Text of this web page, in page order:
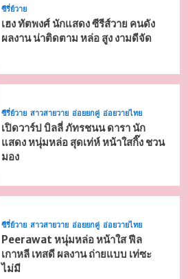
ซีรี่ย์วาย
เฮง ทัตพงศ์ นักแสดง ซีรีส์วาย คนดัง
ผลงาน น่าติดตาม หล่อ สูง งามดีจัด
ซีรี่ย์วาย สาวสายวาย อ่อยยกคู่ อ่อยวายไทย
เปิดวาร์ป บิลลี่ ภัทรชนน ดารา นัก
แสดง หนุ่มหล่อ สุดเท่ห์ หน้าใสกิ๊ง ชวน
มอง
ซีรี่ย์วาย สาวสายวาย อ่อยยกคู่ อ่อยวายไทย
Peerawat หนุ่มหล่อ หน้าใส ฟีล
เกาหลี เทสดี ผลงาน ถ่ายแบบ เท่ซะ
ไม่มี